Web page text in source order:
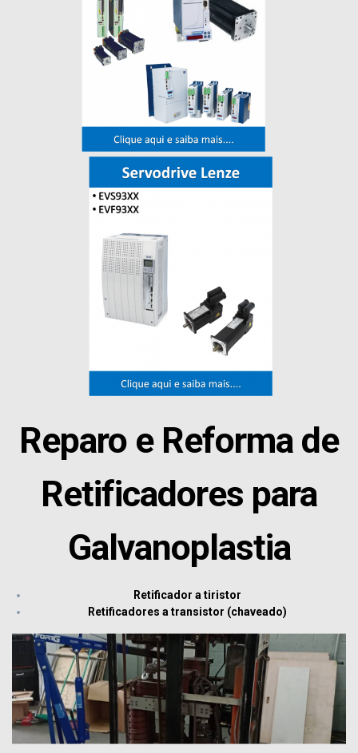
Reparo e Reforma de
Retificadores para
Galvanoplastia
Retificador a tiristor
Retificadores a transistor (chaveado)